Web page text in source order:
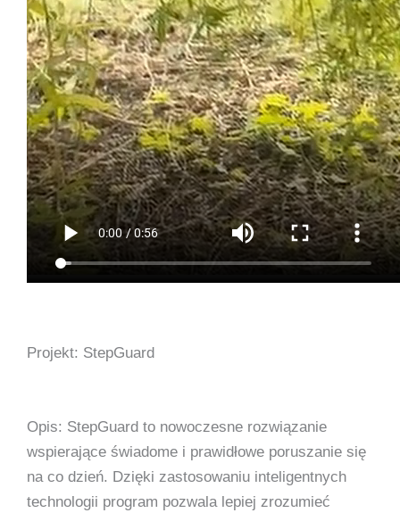
Projekt: StepGuard
Opis: StepGuard to nowoczesne rozwiązanie
wspierające świadome i prawidłowe poruszanie się
na co dzień. Dzięki zastosowaniu inteligentnych
technologii program pozwala lepiej zrozumieć